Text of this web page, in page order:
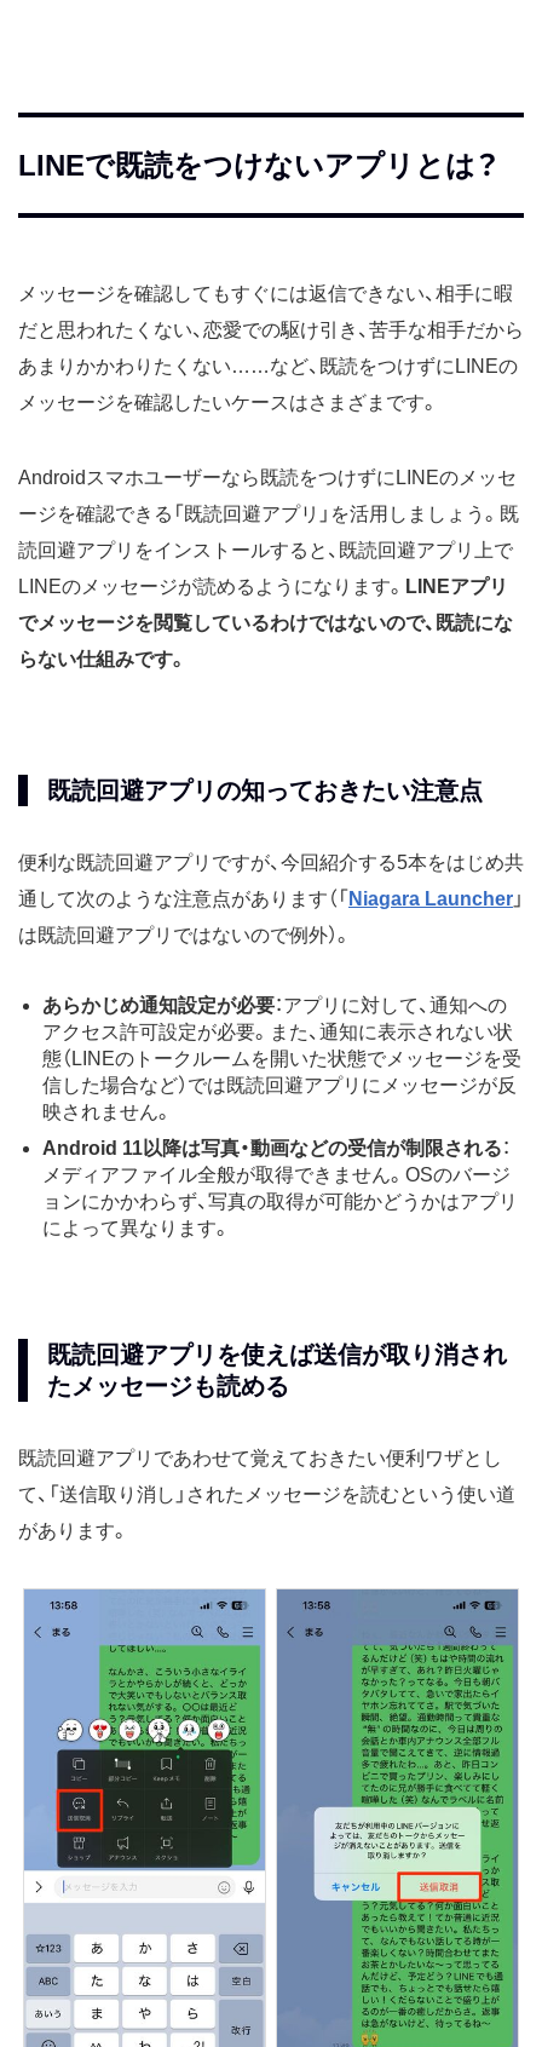
LINEで既読をつけないアプリとは？
メッセージを確認してもすぐには返信できない、相手に暇
だと思われたくない、恋愛での駆け引き、苦手な相手だから
あまりかかわりたくない……など、既読をつけずにLINEの
メッセージを確認したいケースはさまざまです。
Androidスマホユーザーなら既読をつけずにLINEのメッセ
ージを確認できる「既読回避アプリ」を活用しましょう。既
読回避アプリをインストールすると、既読回避アプリ上で
LINEのメッセージが読めるようになります。 LINEアプリ
でメッセージを閲覧しているわけではないので、既読にな
らない仕組みです。
既読回避アプリの知っておきたい注意点
便利な既読回避アプリですが、今回紹介する5本をはじめ共
通して次のような注意点があります（「 Niagara Launcher 」
は既読回避アプリではないので例外）。
あらかじめ通知設定が必要：アプリに対して、通知への
アクセス許可設定が必要。また、通知に表示されない状
態（LINEのトークルームを開いた状態でメッセージを受
信した場合など）では既読回避アプリにメッセージが反
映されません。
Android 11以降は写真・動画などの受信が制限される：
メディアファイル全般が取得できません。OSのバージ
ョンにかかわらず、写真の取得が可能かどうかはアプリ
によって異なります。
既読回避アプリを使えば送信が取り消され
たメッセージも読める
既読回避アプリであわせて覚えておきたい便利ワザとし
て、「送信取り消し」されたメッセージを読むという使い道
があります。